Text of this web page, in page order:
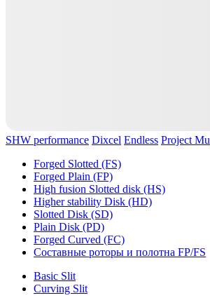
SHW performance Dixcel Endless Project Mu
Forged Slotted (FS)
Forged Plain (FP)
High fusion Slotted disk (HS)
Higher stability Disk (HD)
Slotted Disk (SD)
Plain Disk (PD)
Forged Curved (FC)
Составные роторы и полотна FP/FS
Basic Slit
Curving Slit